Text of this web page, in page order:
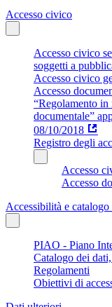
Accesso civico
Accesso civico
soggetti a
Accesso civico
Accesso
“Regolamento in
documentale”
08/10/2018
Registro degli
Accesso
Accesso
Accessibilità e
PIAO - Piano
Catalogo dei
Regolamenti
Obiettivi di